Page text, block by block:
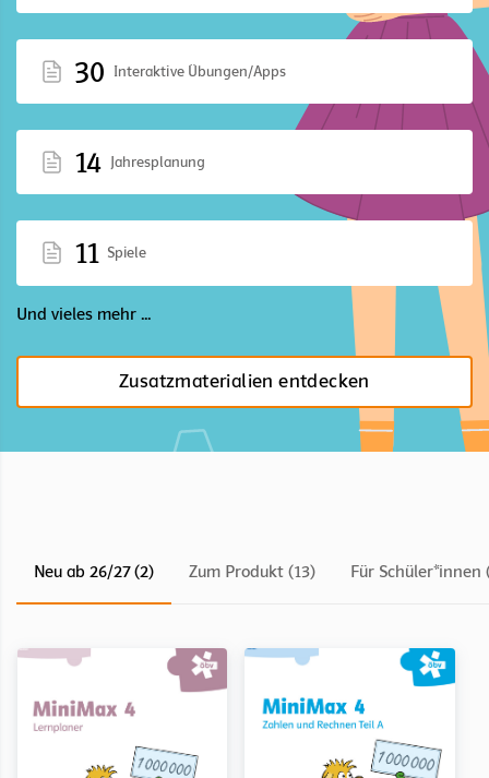
30 Interaktive Übungen/Apps
14 Jahresplanung
11 Spiele
Und vieles mehr ...
Zusatzmaterialien entdecken
Neu ab 26/27 (2) Zum Produkt (13) Für Schüler*innen